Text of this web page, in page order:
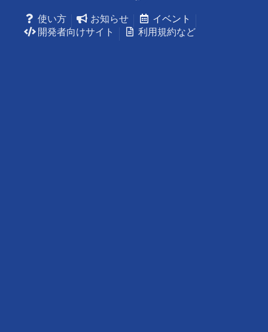
使い方
お知らせ
イベント
開発者向けサイト
利用規約など